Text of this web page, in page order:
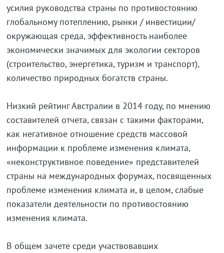
усилия руководства страны по противостоянию
глобальному потеплению, рынки / инвестиции/
окружающая среда, эффективность наиболее
экономически значимых для экологии секторов
(строительство, энергетика, туризм и транспорт),
количество природных богатств страны.
Низкий рейтинг Австралии в 2014 году, по мнению
составителей отчета, связан с такими факторами,
как негативное отношение средств массовой
информации к проблеме изменения климата,
«неконструктивное поведение» представителей
страны на международных форумах, посвященных
проблеме изменения климата и, в целом, слабые
показатели деятельности по противостоянию
изменения климата.
В общем зачете среди участвовавших